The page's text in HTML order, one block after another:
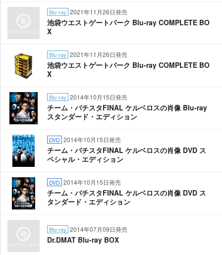
Blu-ray 2021年11月26日発売
池袋ウエストゲートパーク Blu-ray COMPLETE BO
X
Blu-ray 2021年11月26日発売
池袋ウエストゲートパーク Blu-ray COMPLETE BO
X
Blu-ray 2014年10月15日発売
チーム・バチスタFINAL ケルベロスの肖像 Blu-ray
スタンダード・エディション
DVD 2014年10月15日発売
チーム・バチスタFINAL ケルベロスの肖像 DVD ス
ペシャル・エディション
DVD 2014年10月15日発売
チーム・バチスタFINAL ケルベロスの肖像 DVD ス
タンダード・エディション
Blu-ray 2014年07月09日発売
Dr.DMAT Blu-ray BOX